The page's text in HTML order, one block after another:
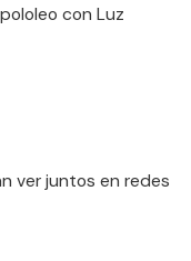
con Luz
ver juntos en redes